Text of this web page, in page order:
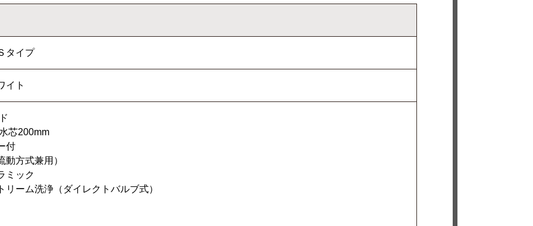
タイプ
イト
芯200mm
付
動方式兼用）
ミック
リーム洗浄（ダイレクトバルブ式）